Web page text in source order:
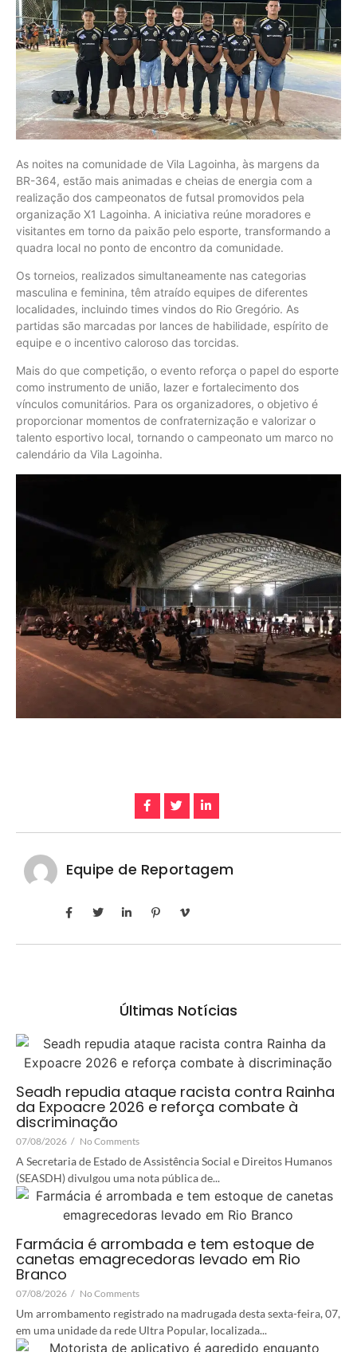
As noites na comunidade de Vila Lagoinha, às margens da
BR-364, estão mais animadas e cheias de energia com a
realização dos campeonatos de futsal promovidos pela
organização X1 Lagoinha. A iniciativa reúne moradores e
visitantes em torno da paixão pelo esporte, transformando a
quadra local no ponto de encontro da comunidade.
Os torneios, realizados simultaneamente nas categorias
masculina e feminina, têm atraído equipes de diferentes
localidades, incluindo times vindos do Rio Gregório. As
partidas são marcadas por lances de habilidade, espírito de
equipe e o incentivo caloroso das torcidas.
Mais do que competição, o evento reforça o papel do esporte
como instrumento de união, lazer e fortalecimento dos
vínculos comunitários. Para os organizadores, o objetivo é
proporcionar momentos de confraternização e valorizar o
talento esportivo local, tornando o campeonato um marco no
calendário da Vila Lagoinha.
Equipe de Reportagem
Últimas Notícias
Seadh repudia ataque racista contra Rainha
da Expoacre 2026 e reforça combate à
discriminação
07/08/2026 / No Comments
A Secretaria de Estado de Assistência Social e Direitos Humanos
(SEASDH) divulgou uma nota pública de...
Farmácia é arrombada e tem estoque de
canetas emagrecedoras levado em Rio
Branco
07/08/2026 / No Comments
Um arrombamento registrado na madrugada desta sexta-feira, 07,
em uma unidade da rede Ultra Popular, localizada...